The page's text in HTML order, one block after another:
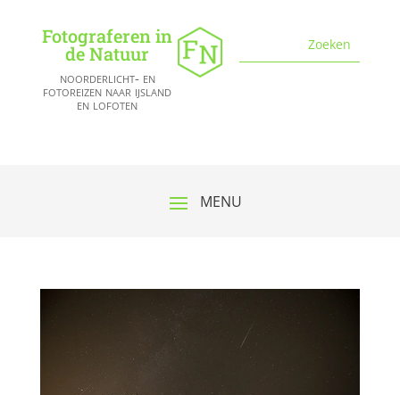
Fotograferen in
de Natuur
noorderlicht- en
fotoreizen naar ijsland
en lofoten